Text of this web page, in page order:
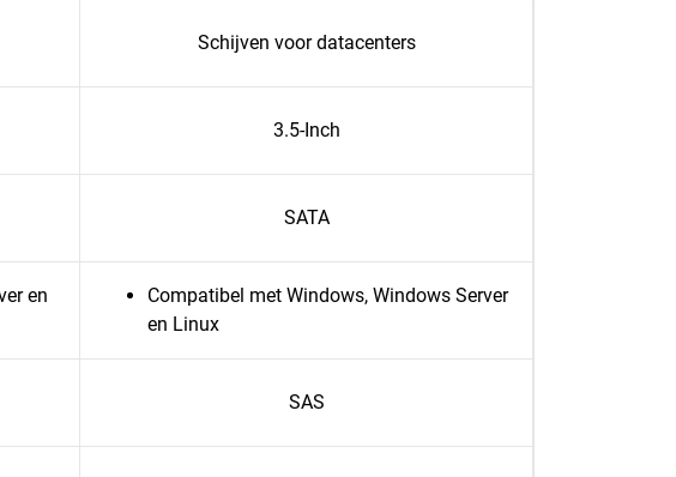
Schijven voor datacenters
3.5-Inch
SATA
en
Compatibel met Windows, Windows Server
en Linux
SAS